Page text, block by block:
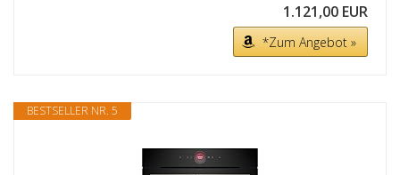
1.121,00 EUR
*Zum Angebot »
BESTSELLER NR. 5